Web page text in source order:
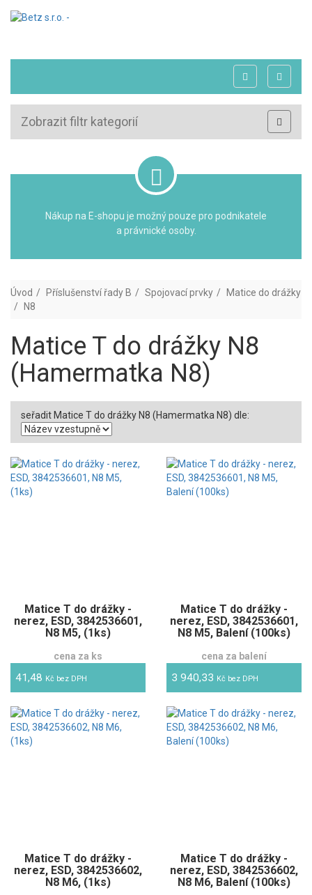
Zobrazit filtr kategorií
Nákup na E-shopu je možný pouze pro podnikatele
a právnické osoby.
Úvod Příslušenství řady B Spojovací prvky
Matice do drážky
N8
Matice T do drážky N8
(Hamermatka N8)
seřadit Matice T do drážky N8 (Hamermatka N8) dle:
Matice T do drážky -
nerez, ESD, 3842536601,
N8 M5, (1ks)
cena za ks
41,48 Kč bez DPH
Matice T do drážky -
nerez, ESD, 3842536601,
N8 M5, Balení (100ks)
cena za balení
3 940,33 Kč bez DPH
Matice T do drážky -
nerez, ESD, 3842536602,
N8 M6, (1ks)
Matice T do drážky -
nerez, ESD, 3842536602,
N8 M6, Balení (100ks)